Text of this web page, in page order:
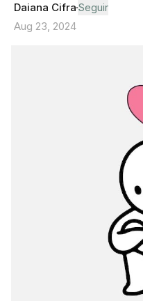
Daiana Cifra Seguir
Aug 23, 2024